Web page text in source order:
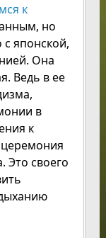
к
но
японской,
Она
Ведь в ее
в
к
Это своего